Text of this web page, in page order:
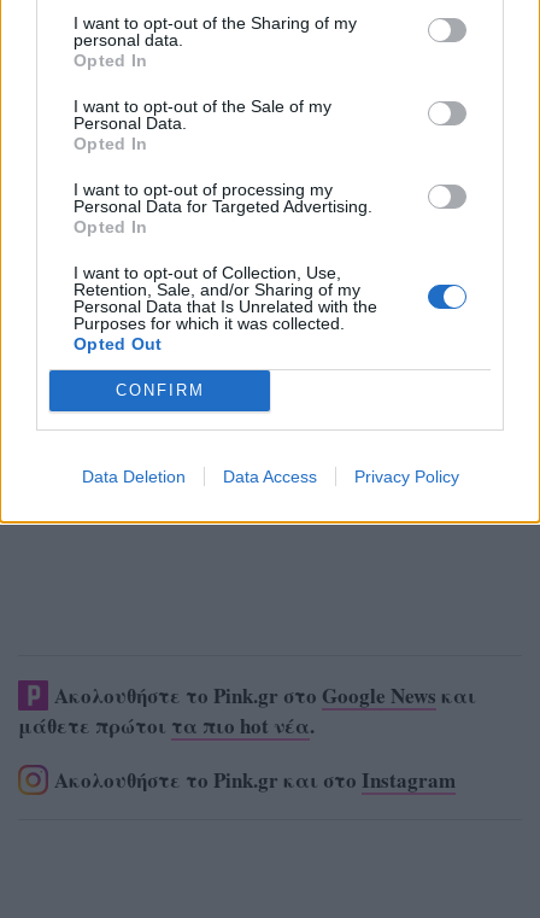
I want to opt-out of the Sharing of my
personal data.
Opted In
I want to opt-out of the Sale of my
Personal Data.
Opted In
I want to opt-out of processing my
Personal Data for Targeted Advertising.
Opted In
I want to opt-out of Collection, Use,
Retention, Sale, and/or Sharing of my
Personal Data that Is Unrelated with the
Purposes for which it was collected.
Opted Out
CONFIRM
Data Deletion Data Access Privacy Policy
ΔΙΑΦΗΜΙΣΗ
Ακολουθήστε το Pink.gr στο Google News και
μάθετε πρώτοι τα πιο hot νέα.
Ακολουθήστε το Pink.gr και στο Instagram